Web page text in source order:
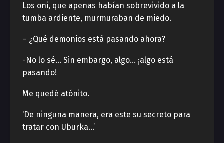
Los oni, que apenas habían sobrevivido a la
tumba ardiente, murmuraban de miedo.
– ¿Qué demonios está pasando ahora?
-No lo sé… Sin embargo, algo… ¡algo está
pasando!
Me quedé atónito.
‘De ninguna manera, era este su secreto para
tratar con Uburka…’